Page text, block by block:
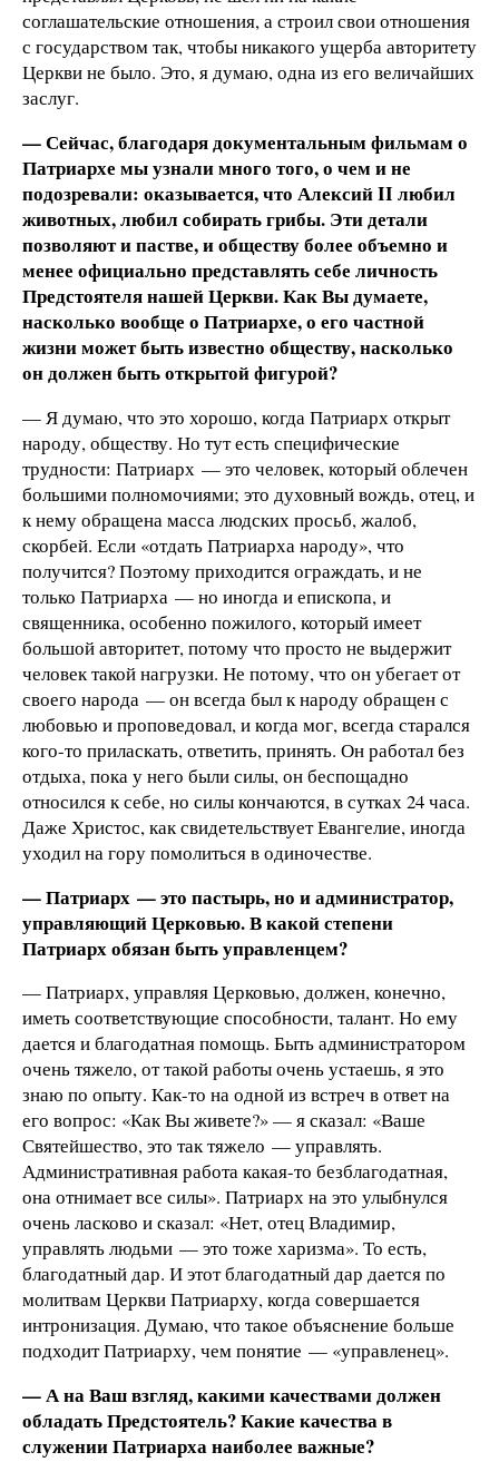
соглашательские отношения, а строил свои отношения
с государством так, чтобы никакого ущерба авторитету
Церкви не было. Это, я думаю, одна из его величайших
заслуг.
— Сейчас, благодаря документальным фильмам о
Патриархе мы узнали много того, о чем и не
подозревали: оказывается, что Алексий II любил
животных, любил собирать грибы. Эти детали
позволяют и пастве, и обществу более объемно и
менее официально представлять себе личность
Предстоятеля нашей Церкви. Как Вы думаете,
насколько вообще о Патриархе, о его частной
жизни может быть известно обществу, насколько
он должен быть открытой фигурой?
— Я думаю, что это хорошо, когда Патриарх открыт
народу, обществу. Но тут есть специфические
трудности: Патриарх — это человек, который облечен
большими полномочиями; это духовный вождь, отец, и
к нему обращена масса людских просьб, жалоб,
скорбей. Если «отдать Патриарха народу», что
получится? Поэтому приходится ограждать, и не
только Патриарха — но иногда и епископа, и
священника, особенно пожилого, который имеет
большой авторитет, потому что просто не выдержит
человек такой нагрузки. Не потому, что он убегает от
своего народа — он всегда был к народу обращен с
любовью и проповедовал, и когда мог, всегда старался
кого-то приласкать, ответить, принять. Он работал без
отдыха, пока у него были силы, он беспощадно
относился к себе, но силы кончаются, в сутках 24 часа.
Даже Христос, как свидетельствует Евангелие, иногда
уходил на гору помолиться в одиночестве.
— Патриарх — это пастырь, но и администратор,
управляющий Церковью. В какой степени
Патриарх обязан быть управленцем?
— Патриарх, управляя Церковью, должен, конечно,
иметь соответствующие способности, талант. Но ему
дается и благодатная помощь. Быть администратором
очень тяжело, от такой работы очень устаешь, я это
знаю по опыту. Как-то на одной из встреч в ответ на
его вопрос: «Как Вы живете?» — я сказал: «Ваше
Святейшество, это так тяжело — управлять.
Административная работа какая-то безблагодатная,
она отнимает все силы». Патриарх на это улыбнулся
очень ласково и сказал: «Нет, отец Владимир,
управлять людьми — это тоже харизма». То есть,
благодатный дар. И этот благодатный дар дается по
молитвам Церкви Патриарху, когда совершается
интронизация. Думаю, что такое объяснение больше
подходит Патриарху, чем понятие — «управленец».
— А на Ваш взгляд, какими качествами должен
обладать Предстоятель? Какие качества в
служении Патриарха наиболее важные?